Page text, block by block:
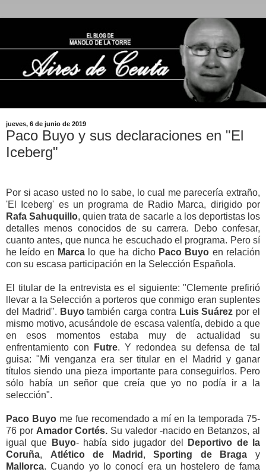
jueves, 6 de junio de 2019
Paco Buyo y sus declaraciones en "El
Iceberg"
Por si acaso usted no lo sabe, lo cual me parecería extraño,
'El Iceberg' es un programa de Radio Marca, dirigido por
Rafa Sahuquillo, quien trata de sacarle a los deportistas los
detalles menos conocidos de su carrera. Debo confesar,
cuanto antes, que nunca he escuchado el programa. Pero sí
he leído en Marca lo que ha dicho Paco Buyo en relación
con su escasa participación en la Selección Española.
El titular de la entrevista es el siguiente: "Clemente prefirió
llevar a la Selección a porteros que conmigo eran suplentes
del Madrid". Buyotambién carga contra Luis Suárez por el
mismo motivo, acusándole de escasa valentía, debido a que
en esos momentos estaba muy de actualidad su
enfrentamiento con
Futre. Y redondea su defensa de tal
guisa: "Mi venganza era ser titular en el Madrid y ganar
títulos siendo una pieza importante para conseguirlos. Pero
sólo había un señor que creía que yo no podía ir a la
selección".
Paco Buyo me fue recomendado a mí en la temporada 75-
76 por Amador Cortés. Su valedor -nacido en Betanzos, al
igual que
Buyo- había sido jugador del
Deportivo de la
Coruña, Atlético de Madrid ,Sporting de Braga y
Mallorca. Cuando yo lo conocí era un hostelero de fama